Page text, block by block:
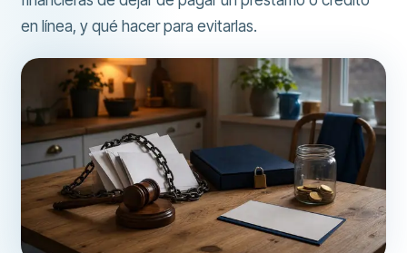
en línea, y qué hacer para evitarlas.